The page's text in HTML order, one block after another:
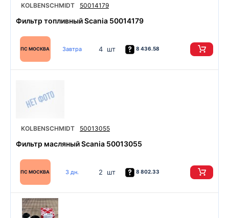
KOLBENSCHMIDT 50014179
Фильтр топливный Scania 50014179
ПС МОСКВА Завтра 4 шт 8 436.58
KOLBENSCHMIDT 50013055
Фильтр масляный Scania 50013055
ПС МОСКВА 3 дн. 2 шт 8 802.33